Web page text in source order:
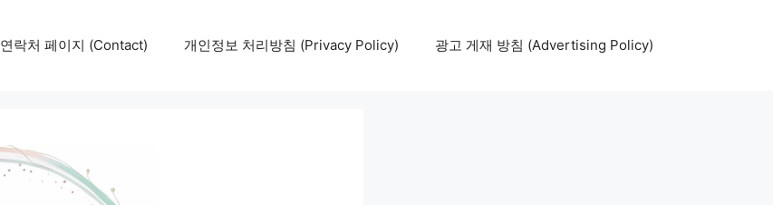
연락처 페이지 (Contact) 개인정보 처리방침 (Privacy Policy) 광고 게재 방침 (Advertising Policy)